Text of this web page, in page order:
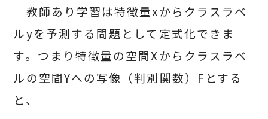
教師あり学習は特徴量xからクラスラベ
ルyを予測する問題として定式化できま
す。つまり特徴量の空間Xからクラスラベ
ルの空間Yへの写像（判別関数）Fとする
と、